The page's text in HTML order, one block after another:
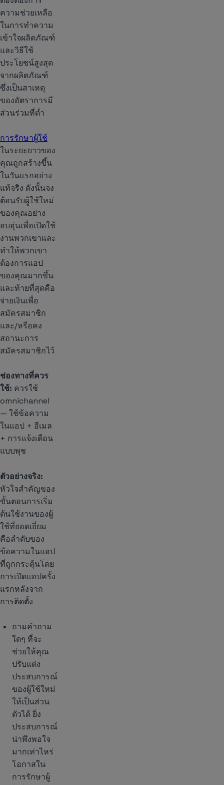
ความช่วยเหลือ
ในการทำความ
เข้าใจผลิตภัณฑ์
และวิธีใช้
ประโยชน์สูงสุด
จากผลิตภัณฑ์
ซึ่งเป็นสาเหตุ
ของอัตราการมี
ส่วนร่วมที่ต่ำ
การรักษาผู้ใช้
ในระยะยาวของ
คุณถูกสร้างขึ้น
ในวันแรกอย่าง
แท้จริง ดังนั้นจง
ต้อนรับผู้ใช้ใหม่
ของคุณอย่าง
อบอุ่นเพื่อเปิดใช้
งานพวกเขาและ
ทำให้พวกเขา
ต้องการแอป
ของคุณมากขึ้น
และท้ายที่สุดคือ
จ่ายเงินเพื่อ
สมัครสมาชิก
และ/หรือคง
สถานะการ
สมัครสมาชิกไว้
ช่องทางที่ควร
ใช้: ควรใช้
omnichannel
— ใช้ข้อความ
ในแอป + อีเมล
+ การแจ้งเตือน
แบบพุช
ตัวอย่างจริง:
หัวใจสำคัญของ
ขั้นตอนการเริ่ม
ต้นใช้งานของผู้
ใช้ที่ยอดเยี่ยม
คือลำดับของ
ข้อความในแอป
ที่ถูกกระตุ้นโดย
การเปิดแอปครั้ง
แรกหลังจาก
การติดตั้ง
ถามคำถาม
ใดๆ ที่จะ
ช่วยให้คุณ
ปรับแต่ง
ประสบการณ์
ของผู้ใช้ใหม่
ให้เป็นส่วน
ตัวได้ ยิ่ง
ประสบการณ์
น่าพึงพอใจ
มากเท่าไหร่
โอกาสใน
การรักษาผู้